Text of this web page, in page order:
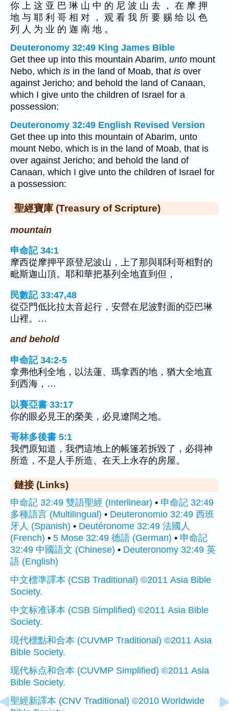
你 上 这 亚 巴 琳 山 中 的 尼 波 山 去 ， 在 摩 押
地 与 耶 利 哥 相 对 ， 观 看 我 所 要 赐 给 以 色
列 人 为 业 的 迦 南 地 。
Deuteronomy 32:49 King James Bible
Get thee up into this mountain Abarim, unto mount
Nebo, which is in the land of Moab, that is over
against Jericho; and behold the land of Canaan,
which I give unto the children of Israel for a
possession:
Deuteronomy 32:49 English Revised Version
Get thee up into this mountain of Abarim, unto
mount Nebo, which is in the land of Moab, that is
over against Jericho; and behold the land of
Canaan, which I give unto the children of Israel for
a possession:
聖經寶庫 (Treasury of Scripture)
mountain
申命記 34:1
摩西從摩押平原登尼波山，上了那與耶利哥相對的
毗斯迦山頂。耶和華把基列全地直到但，
民數記 33:47,48
從亞門低比拉太音起行，安營在尼波對面的亞巴琳
山裡。…
and behold
申命記 34:2-5
拿弗他利全地，以法蓮、瑪拿西的地，猶大全地直
到西海，…
以賽亞書 33:17
你的眼必見王的榮美，必見遼闊之地。
哥林多後書 5:1
我們原知道，我們這地上的帳篷若拆毀了，必得神
所造，不是人手所造、在天上永存的房屋。
鏈接 (Links)
申命記 32:49 雙語聖經 (Interlinear) • 申命記 32:49
多種語言 (Multilingual) • Deuteronomio 32:49 西班
牙人 (Spanish) • Deutéronome 32:49 法國人
(French) • 5 Mose 32:49 德語 (German) • 申命記
32:49 中國語文 (Chinese) • Deuteronomy 32:49 英
語 (English)
中文標準譯本 (CSB Traditional) ©2011 Asia Bible
Society.
中文标准译本 (CSB Simplified) ©2011 Asia Bible
Society.
現代標點和合本 (CUVMP Traditional) ©2011 Asia
Bible Society.
现代标点和合本 (CUVMP Simplified) ©2011 Asia
Bible Society.
聖經新譯本 (CNV Traditional) ©2010 Worldwide